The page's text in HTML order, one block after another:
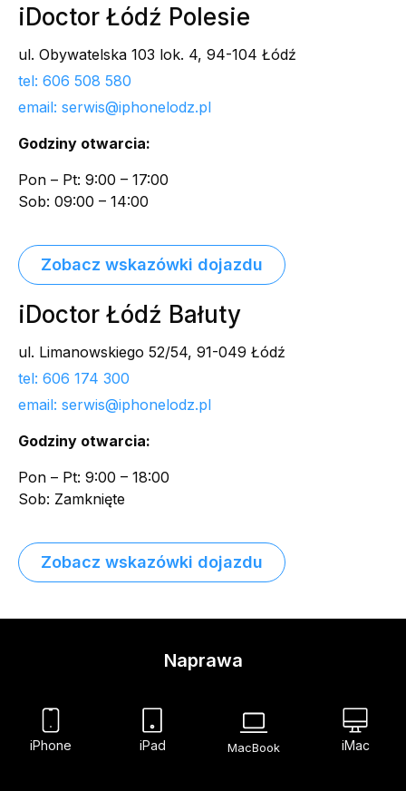
iDoctor Łódź Polesie
ul. Obywatelska 103 lok. 4, 94-104 Łódź
tel: 606 508 580
email: serwis@iphonelodz.pl
Godziny otwarcia:
Pon – Pt: 9:00 – 17:00
Sob: 09:00 – 14:00
Zobacz wskazówki dojazdu
iDoctor Łódź Bałuty
ul. Limanowskiego 52/54, 91-049 Łódź
tel: 606 174 300
email: serwis@iphonelodz.pl
Godziny otwarcia:
Pon – Pt: 9:00 – 18:00
Sob: Zamknięte
Zobacz wskazówki dojazdu
Naprawa
iPhone iPad MacBook iMac